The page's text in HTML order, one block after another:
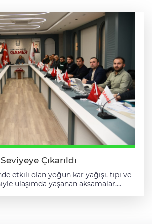
Çıkarıldı
etkili olan yoğun kar yağışı, tipi ve
ulaşımda yaşanan aksamalar,